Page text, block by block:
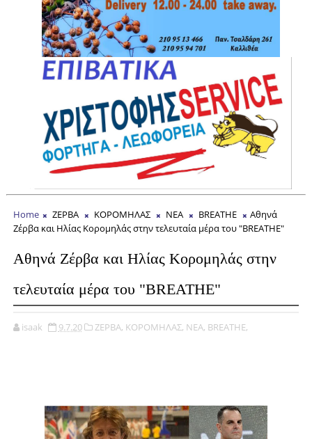
Home ΖΕΡΒΑ ΚΟΡΟΜΗΛΑΣ ΝΕΑ BREATHE
Αθηνά
Ζέρβα και Ηλίας Κορομηλάς στην τελευταία μέρα του "BREATHE"
Αθηνά Ζέρβα και Ηλίας Κορομηλάς στην
τελευταία μέρα του "BREATHE"
isaak 9.7.20 ΖΕΡΒΑ, ΚΟΡΟΜΗΛΑΣ, ΝΕΑ, BREATHE,